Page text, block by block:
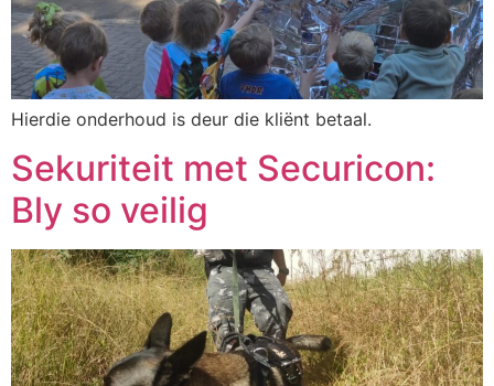
Hierdie onderhoud is deur die kliënt betaal.
Sekuriteit met Securicon:
Bly so veilig